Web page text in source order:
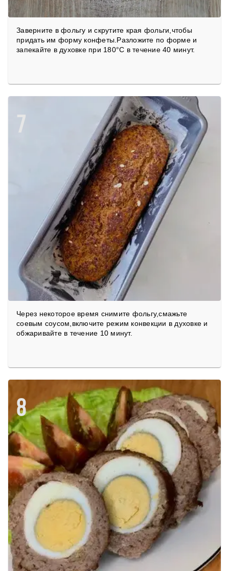
Заверните в фольгу и скрутите края фольги,чтобы
придать им форму конфеты.Разложите по форме и
запекайте в духовке при 180°C в течение 40 минут.
7
Через некоторое время снимите фольгу,смажьте
соевым соусом,включите режим конвекции в духовке и
обжаривайте в течение 10 минут.
8